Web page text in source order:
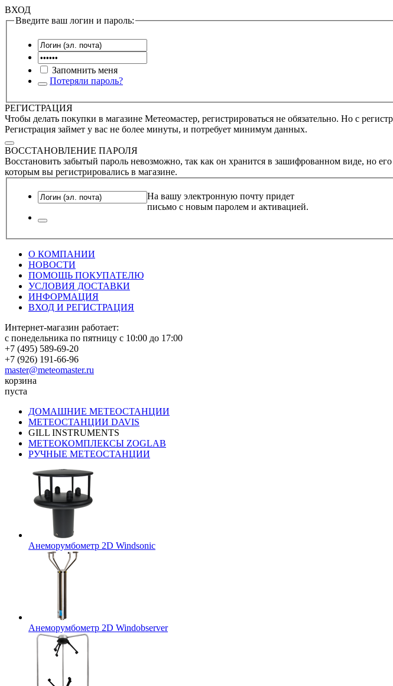
ВХОД
Введите ваш логин и пароль:
Запомнить меня
Потеряли пароль?
РЕГИСТРАЦИЯ
Чтобы делать покупки в магазине Метеомастер, регистрироваться не обязательно. Но с
Регистрация займет у вас не более минуты, и потребует минимум данных.
ВОССТАНОВЛЕНИЕ ПАРОЛЯ
Восстановить забытый пароль невозможно, так как он хранится в зашифрованном виде, но
которым вы регистрировались в магазине.
На вашу электронную почту придет
письмо с новым паролем и активацией.
О КОМПАНИИ
НОВОСТИ
ПОМОЩЬ ПОКУПАТЕЛЮ
УСЛОВИЯ ДОСТАВКИ
ИНФОРМАЦИЯ
ВХОД И РЕГИСТРАЦИЯ
Интернет-магазин работает:
с понедельника по пятницу с 10:00 до 17:00
+7 (495) 589-69-20
+7 (926) 191-66-96
master@meteomaster.ru
корзина
пуста
ДОМАШНИЕ МЕТЕОСТАНЦИИ
МЕТЕОСТАНЦИИ DAVIS
GILL INSTRUMENTS
МЕТЕОКОМПЛЕКСЫ ZOGLAB
РУЧНЫЕ МЕТЕОСТАНЦИИ
Анеморумбометр 2D Windsonic
Анеморумбометр 2D Windobserver